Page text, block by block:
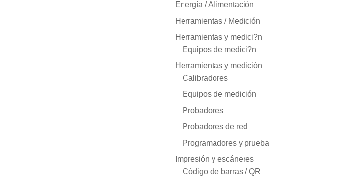
Energía / Alimentación
Herramientas / Medición
Herramientas y medici?n
Equipos de medici?n
Herramientas y medición
Calibradores
Equipos de medición
Probadores
Probadores de red
Programadores y prueba
Impresión y escáneres
Código de barras / QR